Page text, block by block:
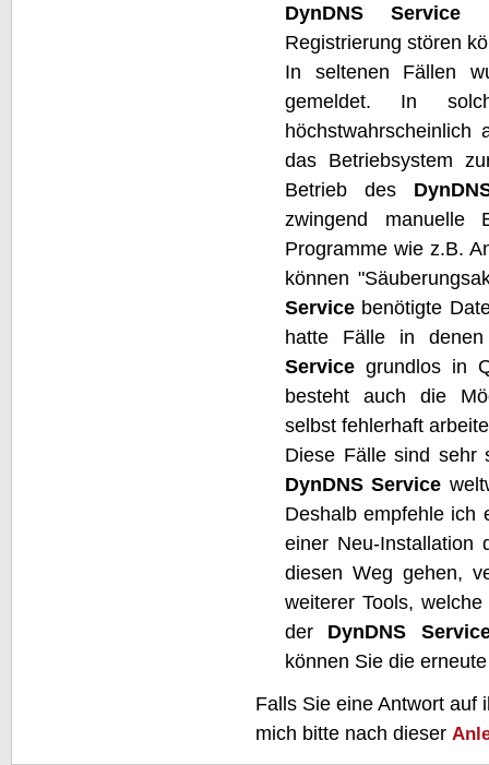
DynDNS Service
Registrierung stören
In seltenen Fällen
gemeldet. In
das Betriebsystem
Betrieb des
zwingend
Programme wie z.B.
können
Servicebenötigte
hatte Fälle in
Servicegrundlos in
besteht auch die
selbst fehlerhaft
Diese Fälle sind sehr
DynDNS Service
Deshalb empfehle
einer Neu-Installation
diesen Weg gehen,
weiterer Tools,
der DynDNS
können Sie die
Falls Sie eine Antwort auf
mich bitte nach dieser